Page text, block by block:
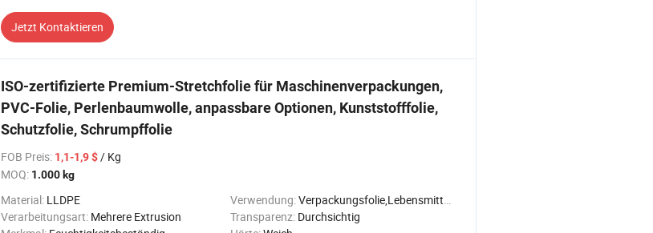
Jetzt Kontaktieren
ISO-zertifizierte Premium-Stretchfolie für Maschinenverpackungen,
PVC-Folie, Perlenbaumwolle, anpassbare Optionen, Kunststofffolie,
Schutzfolie, Schrumpffolie
FOB Preis: 1,1-1,9 $/ Kg
MOQ: 1.000 kg
Material: LLDPE Verwendung:Verpackungsfolie,Lebensmittel Cling Film,Landwirtschaft,Geschenk-Verpackung,Industrie,Glas Schutzfolie
Verarbeitungsart: Mehrere Extrusion Transparenz: Durchsichtig